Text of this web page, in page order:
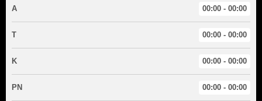
A 00:00 - 00:00
T 00:00 - 00:00
K 00:00 - 00:00
PN 00:00 - 00:00